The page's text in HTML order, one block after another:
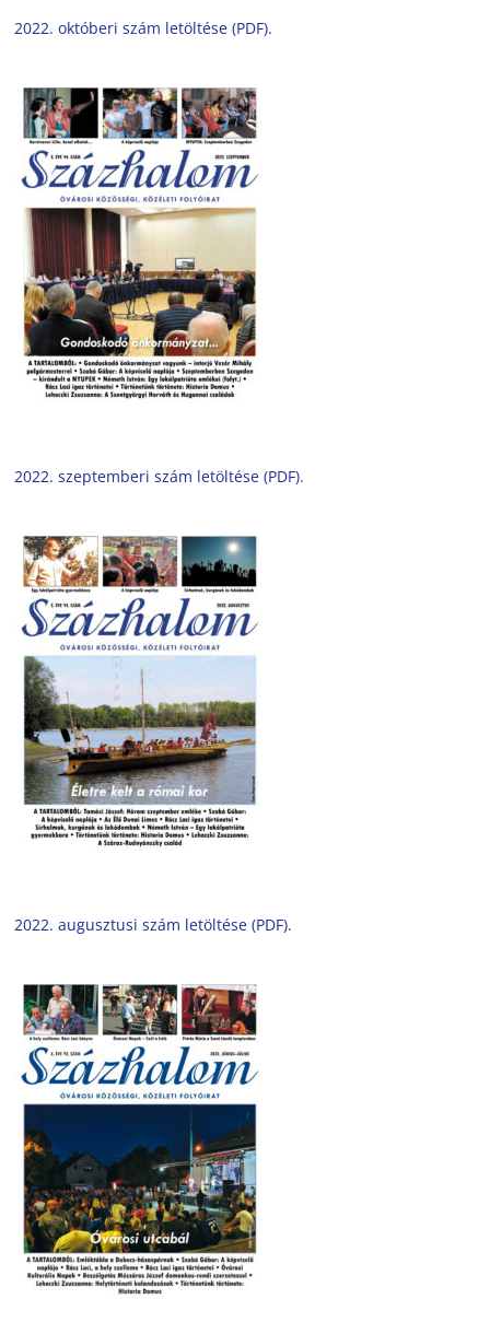
2022. októberi szám letöltése (PDF).
2022. szeptemberi szám letöltése (PDF).
2022. augusztusi szám letöltése (PDF).